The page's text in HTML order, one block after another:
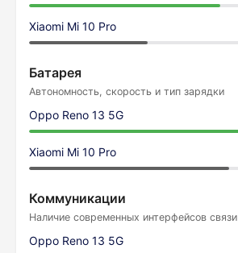
Xiaomi Mi 10 Pro
Батарея
Автономность, скорость и тип зарядки
Oppo Reno 13 5G
Xiaomi Mi 10 Pro
Коммуникации
Наличие современных интерфейсов связи
Oppo Reno 13 5G